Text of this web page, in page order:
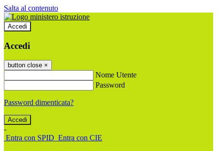
Salta al contenuto
Accedi
Accedi
button close ×
Nome Utente
Password
Password dimenticata?
-
Entra con SPID Entra con CIE